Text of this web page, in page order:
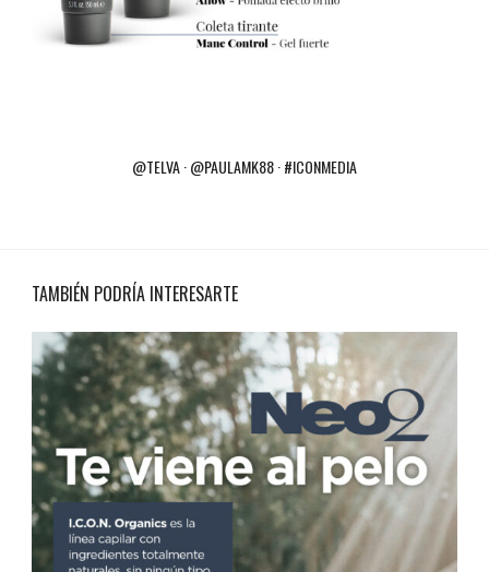
@TELVA · @PAULAMK88 · #ICONMEDIA
TAMBIÉN PODRÍA INTERESARTE